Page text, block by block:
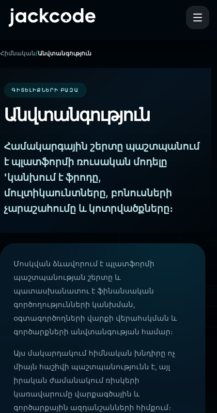
Հիմնական/Անվտանգություն
ԳԻՏԵԼԻՔՆԵՐԻ ԲԱԶԱ
Անվտանգություն
Համակարգային շերտը պաշտպանում
է պլատֆորմի ռուսական մոդելը
'կանխում է ֆրոդը,
մուլտիկաունտները, բոնուսների
չարաշահումը և կոտրվածքները։
Մոսկվան ձևավորում է պլատֆորմի
պաշտպանության շերտը և
պատասխանատու է ֆինանսական
գործողությունների կանխման,
օգտագործողների վարքի վերահսկման և
գործարքների անվտանգության համար։
Այս մակարդակում հիմնական խնդիրը ոչ
միայն հաշիվի պաշտպանությունն է, այլ
իրական ժամանակում ռիսկերի
կառավարումը վարքագծային և
գործարքային ազդանշանների հիմքում։